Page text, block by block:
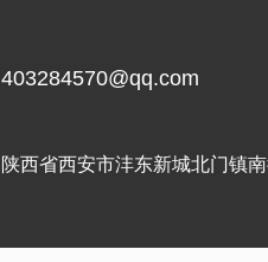
403284570@qq.com
陕西省西安市沣东新城北门镇